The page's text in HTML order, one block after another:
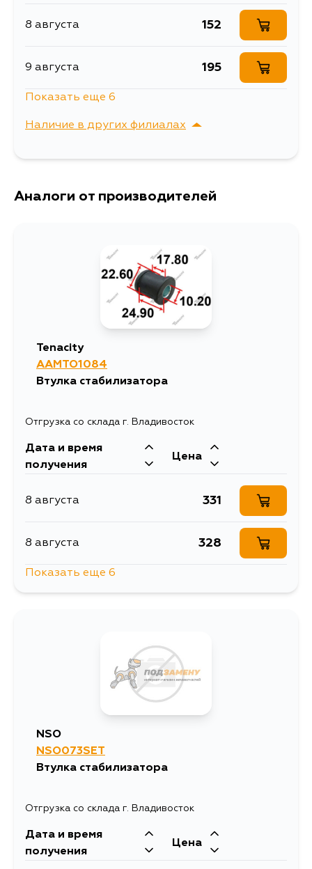
8 августа 152
9 августа 195
12 августа 181
Показать еще 6
Наличие в других филиалах
г. Владивосток,
Аналоги от производителей
Tenacity
AAMTO1084
Втулка стабилизатора
Отгрузка со склада г. Владивосток
Дата и время
получения
Цена
8 августа 331
8 августа 328
425
394
14 августа
Показать еще 6
NSO
NSO073SET
Втулка стабилизатора
Отгрузка со склада г. Владивосток
Дата и время
получения
Цена